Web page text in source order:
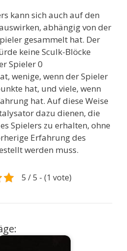
kann sich auch auf den
abhängig von der
gesammelt hat. Der
keine Sculk-Blöcke
Spieler 0
wenige, wenn der Spieler
hat, und viele, wenn
hat. Auf diese Weise
dazu dienen, die
Spielers zu erhalten, ohne
Erfahrung des
werden muss.
5 / 5 - (1 vote)